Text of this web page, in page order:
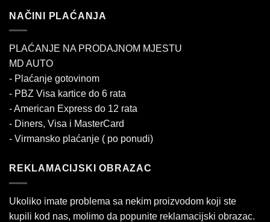
NAČINI PLAĆANJA
PLAĆANJE NA PRODAJNOM MJESTU
MD AUTO
- Plaćanje gotovinom
- PBZ Visa kartice do 6 rata
- American Express do 12 rata
- Diners, Visa i MasterCard
- Virmansko plaćanje ( po ponudi)
REKLAMACIJSKI OBRAZAC
Ukoliko imate problema sa nekim proizvodom koji ste
kupili kod nas, molimo da popunite reklamacijski obrazac.